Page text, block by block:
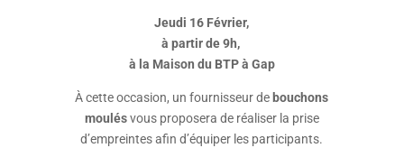
Jeudi 16 Février,
à partir de 9h,
à la Maison du BTP à Gap
À cette occasion, un fournisseur de bouchons
moulésvous proposera de réaliser la prise
d’empreintes afin d’équiper les participants.